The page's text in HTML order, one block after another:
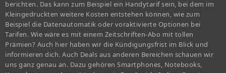
berichten. Das kann zum Beispiel ein Handytarif sein, bei dem im
Kleingedruckten weitere Kosten entstehen können, wie zum
Beispiel die Datenautomatik oder voraktivierte Optionen bei
Tarifen. Wie wäre es mit einem Zeitschriften-Abo mit tollen
Prämien? Auch hier haben wir die Kündigungsfrist im Blick und
informieren dich. Auch Deals aus anderen Bereichen schauen wir
uns ganz genau an. Dazu gehören Smartphones, Notebooks,